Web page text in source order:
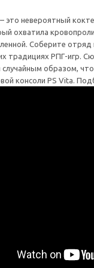
это невероятный
охватила
Соберите отряд
традициях РПГ-игр.
образом,
консоли PS Vita.